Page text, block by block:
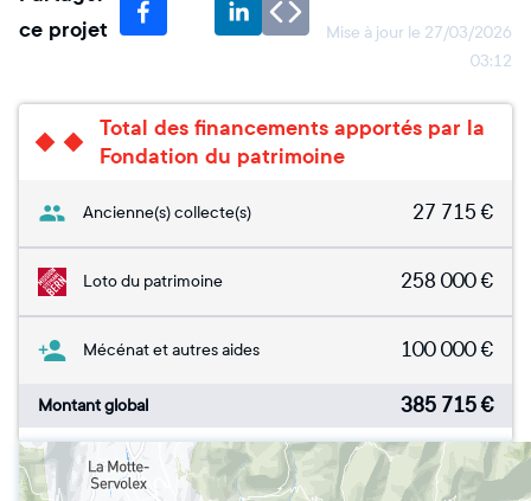
ce projet
Mise à jour le 27/03/2026
03:12
Total des financements apportés par la
Fondation du patrimoine
Ancienne(s) collecte(s) 27 715 €
Loto du patrimoine 258 000€
Mécénat et autres aides 100 000€
Montant global 385 715€